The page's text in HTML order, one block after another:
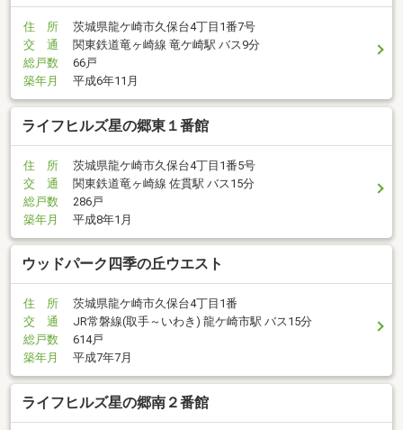
住 所
茨城県龍ケ崎市久保台4丁目1番7号
交 通
関東鉄道竜ヶ崎線 竜ケ崎駅 バス9分
総戸数
66戸
築年月
平成6年11月
ライフヒルズ星の郷東１番館
住 所
茨城県龍ケ崎市久保台4丁目1番5号
交 通
関東鉄道竜ヶ崎線 佐貫駅 バス15分
総戸数
286戸
築年月
平成8年1月
ウッドパーク四季の丘ウエスト
住 所
茨城県龍ケ崎市久保台4丁目1番
交 通
JR常磐線(取手～いわき) 龍ケ崎市駅 バス15分
総戸数
614戸
築年月
平成7年7月
ライフヒルズ星の郷南２番館